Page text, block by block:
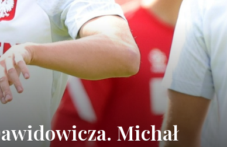
Michał